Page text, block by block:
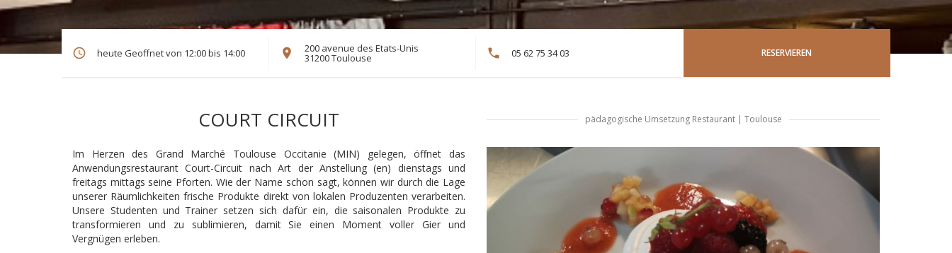
heute Geoffnet von 12:00 bis 14:00 200 avenue des Etats-Unis
31200 Toulouse((öffnet ein neues Fenster)) 05 62 75 34 03 RESERVIEREN
COURT CIRCUIT pädagogische Umsetzung Restaurant | Toulouse
Im Herzen des Grand Marché Toulouse Occitanie (MIN) gelegen, öffnet das
Anwendungsrestaurant Court-Circuit nach Art der Anstellung (en) dienstags und
freitags mittags seine Pforten. Wie der Name schon sagt, können wir durch die Lage
unserer Räumlichkeiten frische Produkte direkt von lokalen Produzenten verarbeiten.
Unsere Studenten und Trainer setzen sich dafür ein, die saisonalen Produkte zu
transformieren und zu sublimieren, damit Sie einen Moment voller Gier und
Vergnügen erleben.